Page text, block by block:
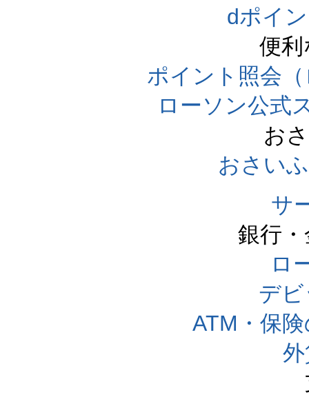
dポイ
便
ポイント照会
ローソン公式
お
おさい
サ
銀行
ロ
デ
ATM・保